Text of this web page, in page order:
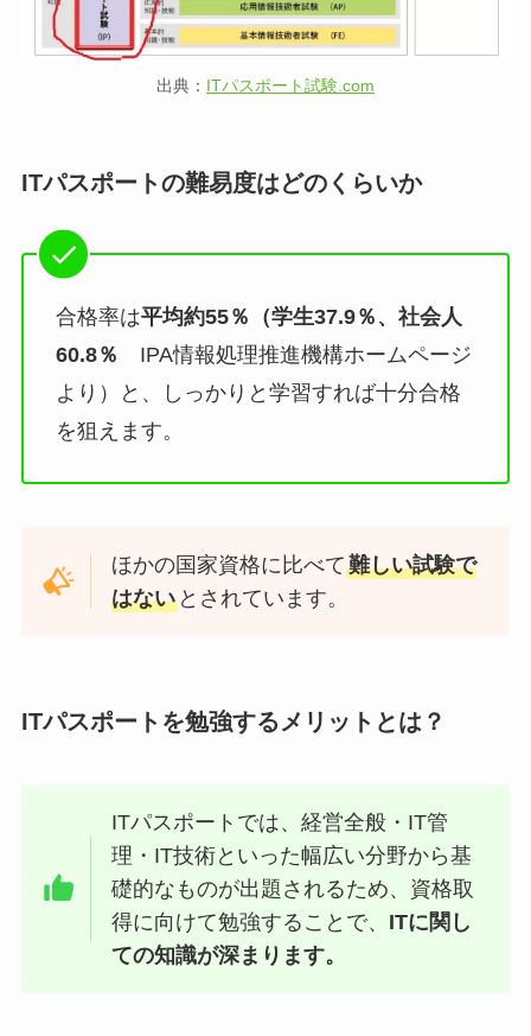
出典： ITパスポート試験.com
ITパスポートの難易度はどのくらいか
合格率は平均約55％（学生37.9％、社会人
60.8％ IPA情報処理推進機構ホームページ
より）と、しっかりと学習すれば十分合格
を狙えます。
ほかの国家資格に比べて難しい試験で
はない とされています。
ITパスポートを勉強するメリットとは？
ITパスポートでは、経営全般・IT管
理・IT技術といった幅広い分野から基
礎的なものが出題されるため、 資格取
得に向けて勉強することで、 ITに関し
ての知識が深まります。